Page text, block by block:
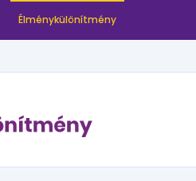
Élménykülönítmény